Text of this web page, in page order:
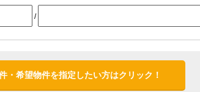
/
・希望物件を指定したい方はクリック！